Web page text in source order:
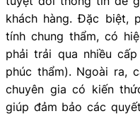
khách hàng. Đặc biệt,
tính chung thẩm, có
phải trải qua nhiều
phúc thẩm). Ngoài ra,
chuyên gia có kiến
giúp đảm bảo các